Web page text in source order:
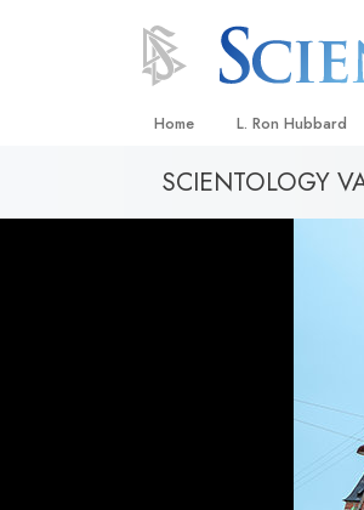
Home L. Ron Hubbard
SCIENTOLOGY